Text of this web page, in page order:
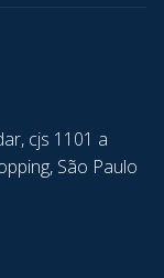
cjs 1101 a
São Paulo